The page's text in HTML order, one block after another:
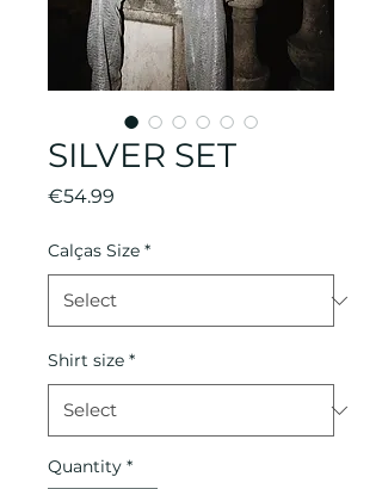
SILVER SET
€54.99
Calças Size *
Shirt size *
Quantity *